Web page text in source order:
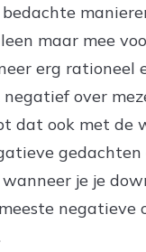
maar mee
erg rationeel
over
dat ook met de
gedachten
je je
negatieve